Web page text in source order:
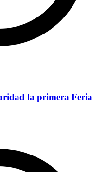
la primera Feria